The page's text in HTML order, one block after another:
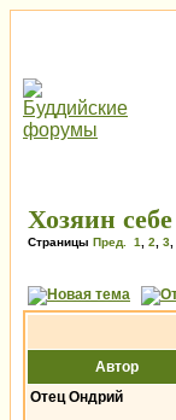
Хозяин
Страницы Пред. 1 2 3
Автор
Отец Ондрий